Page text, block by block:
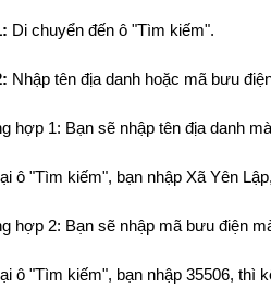
Di chuyển đến ô "Tìm kiếm".
Nhập tên địa danh hoặc mã bưu
hợp 1: Bạn sẽ nhập tên địa danh
ô "Tìm kiếm", bạn nhập Xã Yên
hợp 2: Bạn sẽ nhập mã bưu điện
ô "Tìm kiếm", bạn nhập 35506, thì